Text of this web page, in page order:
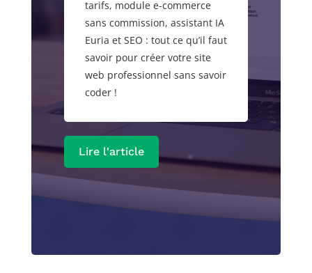
tarifs, module e-commerce
sans commission, assistant IA
Euria et SEO : tout ce qu’il faut
savoir pour créer votre site
web professionnel sans savoir
coder !
Lire l'article